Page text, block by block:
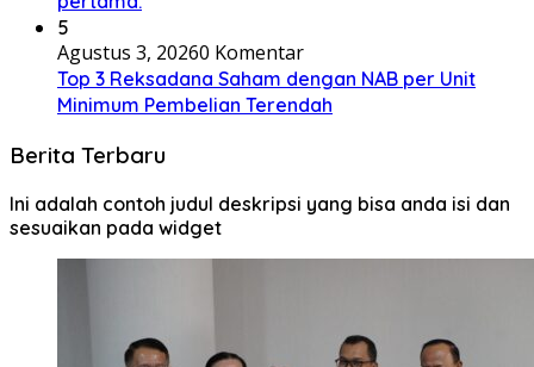
5
Agustus 3, 20260 Komentar
Top 3 Reksadana Saham dengan NAB per Unit
Minimum Pembelian Terendah
Berita Terbaru
Ini adalah contoh judul deskripsi yang bisa anda isi dan
sesuaikan pada widget